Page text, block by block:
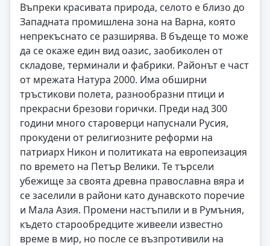
Въпреки красивата природа, селото е близо до
Западната промишлена зона на Варна, която
непрекъснато се разширява. В бъдеще то може
да се окаже един вид оазис, заобиколен от
складове, терминали и фабрики. Районът е част
от мрежата Натура 2000. Има обширни
тръстикови полета, разнообразни птици и
прекрасни брезови горички. Преди над 300
години много староверци напуснали Русия,
прокудени от религиозните реформи на
патриарх Никон и политиката на европеизация
по времето на Петър Велики. Те търсели
убежище за своята древна православна вяра и
се заселили в райони като дунавското поречие
и Мала Азия. Промени настъпили и в Румъния,
където старообредците живеели известно
време в мир, но после се възпротивили на